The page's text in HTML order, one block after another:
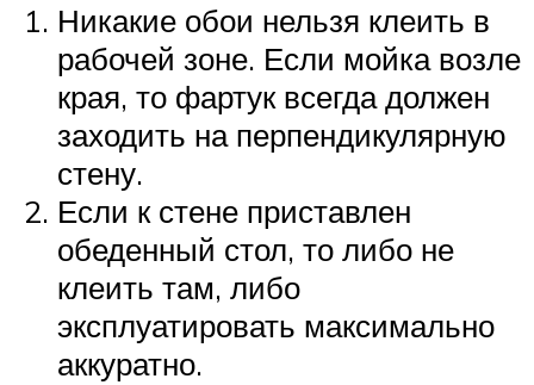
Никакие обои нельзя клеить в
рабочей зоне. Если мойка возле
края, то фартук всегда должен
заходить на перпендикулярную
стену.
Если к стене приставлен
обеденный стол, то либо не
клеить там, либо
эксплуатировать максимально
аккуратно.